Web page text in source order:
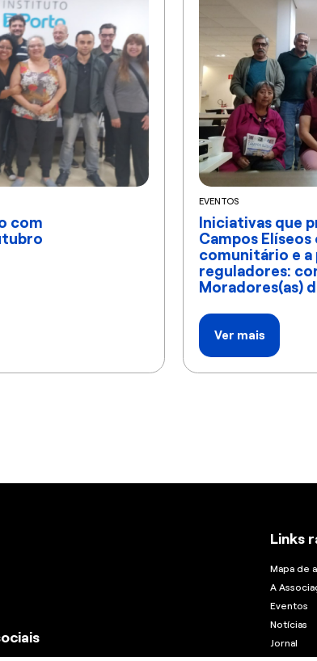
com
EVENTOS
Iniciativas que
Campos
comunitário e a
reguladores:
Moradores(as)
Ver mais
Links
Mapa de
A
Eventos
Notícias
Jornal